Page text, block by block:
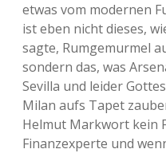
etwas vom modernen
ist eben nicht dieses,
sagte, Rumgemurmel
sondern das, was
Sevilla und leider
Milan aufs Tapet
Helmut Markwort kein
Finanzexperte und